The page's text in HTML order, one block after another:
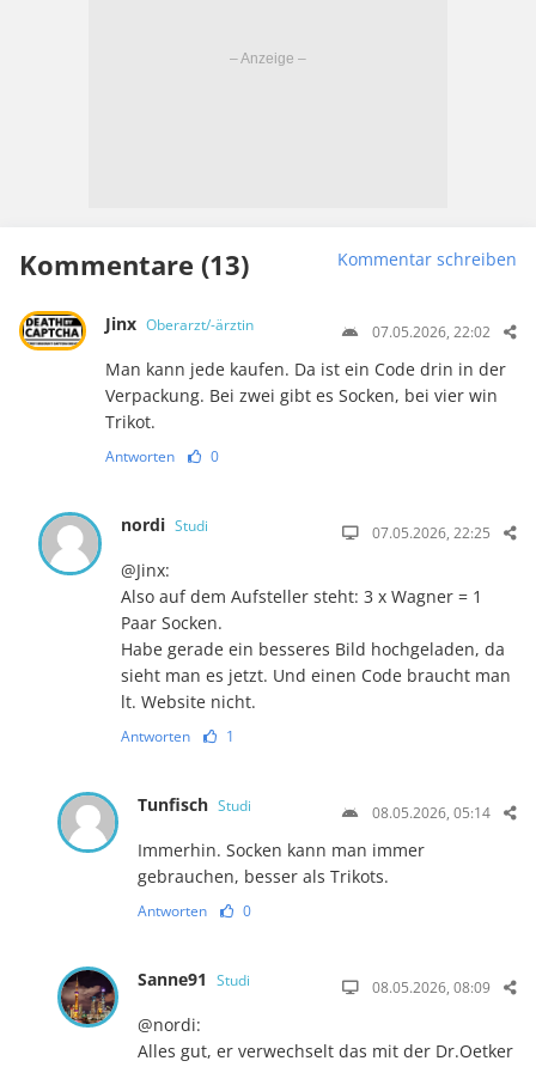
Kommentare (13) Kommentar schreiben
Jinx Oberarzt/-ärztin 07.05.2026, 22:02
Man kann jede kaufen. Da ist ein Code drin in der
Verpackung. Bei zwei gibt es Socken, bei vier win
Trikot.
Antworten 0
nordi Studi 07.05.2026, 22:25
@Jinx:
Also auf dem Aufsteller steht: 3 x Wagner = 1
Paar Socken.
Habe gerade ein besseres Bild hochgeladen, da
sieht man es jetzt. Und einen Code braucht man
lt. Website nicht.
Antworten 1
Tunfisch Studi 08.05.2026, 05:14
Immerhin. Socken kann man immer
gebrauchen, besser als Trikots.
Antworten 0
Sanne91 Studi 08.05.2026, 08:09
@nordi:
Alles gut, er verwechselt das mit der Dr.Oetker